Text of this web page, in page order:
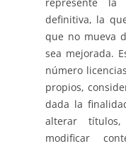
represente
definitiva, la
que no mueva
sea mejorada.
número
propios,
dada la
alterar
modificar